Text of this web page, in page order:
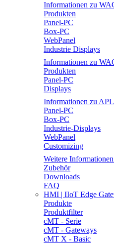
Informationen zu
Produkten
Panel-PC
Box-PC
WebPanel
Industrie Displays
Informationen zu
Produkten
Panel-PC
Displays
Informationen zu
Panel-PC
Box-PC
Industrie-Displays
WebPanel
Customizing
Weitere
Zubehör
Downloads
FAQ
HMI | IIoT Edge
Produkte
Produktfilter
cMT - Serie
cMT - Gateways
cMT X - Basic